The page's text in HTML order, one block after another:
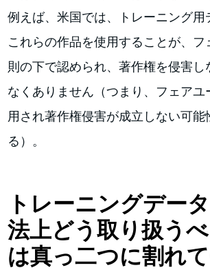
例えば、米国では、トレーニング用
これらの作品を使用することが、フ
則の下で認められ、著作権を侵害し
なくありません（つまり、フェアユ
用され著作権侵害が成立しない可能
る）。
トレーニングデー
法上どう取り扱う
は真っ二つに割れ